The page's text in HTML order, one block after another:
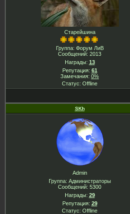
Старейшина
Группа: Форум ЛиВ
Сообщений: 2013
Награды: 13
Репутация: 61
Замечания: 0%
Статус: Offline
SKh
Admin
Группа: Администраторы
Сообщений: 5300
Награды: 29
Репутация: 29
Статус: Offline